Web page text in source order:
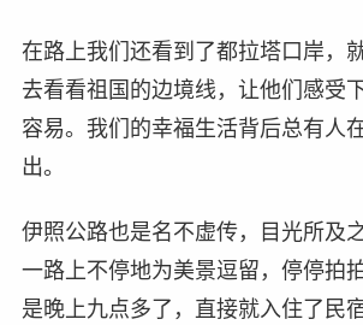
在路上我们还看到了都拉塔口岸，
去看看祖国的边境线，让他们感受
容易。我们的幸福生活背后总有人
出。
伊照公路也是名不虚传，目光所及
一路上不停地为美景逗留，停停拍
是晚上九点多了，直接就入住了民宿